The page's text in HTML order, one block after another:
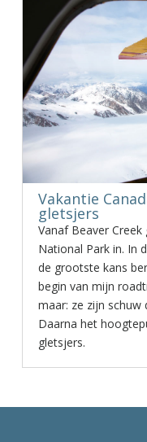
Vakantie
gletsjers
Vanaf Beaver
National Park in. In
de grootste kans
begin van mijn
maar: ze zijn schuw
Daarna het
gletsjers.